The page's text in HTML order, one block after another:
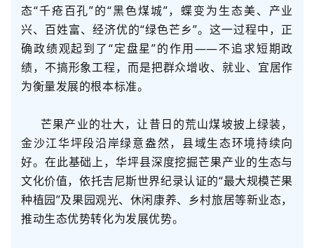
态“千疮百孔”的“黑色煤城”，蝶变为生态美、产业
兴、百姓富、经济优的“绿色芒乡”。这一过程中，正
确政绩观起到了“定盘星”的作用——不追求短期政
绩，不搞形象工程，而是把群众增收、就业、宜居作
为衡量发展的根本标准。
芒果产业的壮大，让昔日的荒山煤坡披上绿装，
金沙江华坪段沿岸绿意盎然，县域生态环境持续向
好。在此基础上，华坪县深度挖掘芒果产业的生态与
文化价值，依托吉尼斯世界纪录认证的“最大规模芒果
种植园”及果园观光、休闲康养、乡村旅居等新业态，
推动生态优势转化为发展优势。